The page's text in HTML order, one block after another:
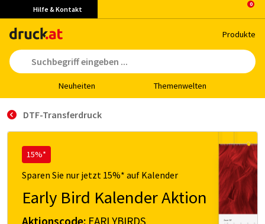
Hilfe & Kontakt
Pro­duk­te
Neu­hei­ten The­men­wel­ten
DTF-Transferdruck
15%*
Sparen Sie nur jetzt 15%* auf Kalender
Early Bird Kalender Aktion
Aktionscode: EARLYBIRDS